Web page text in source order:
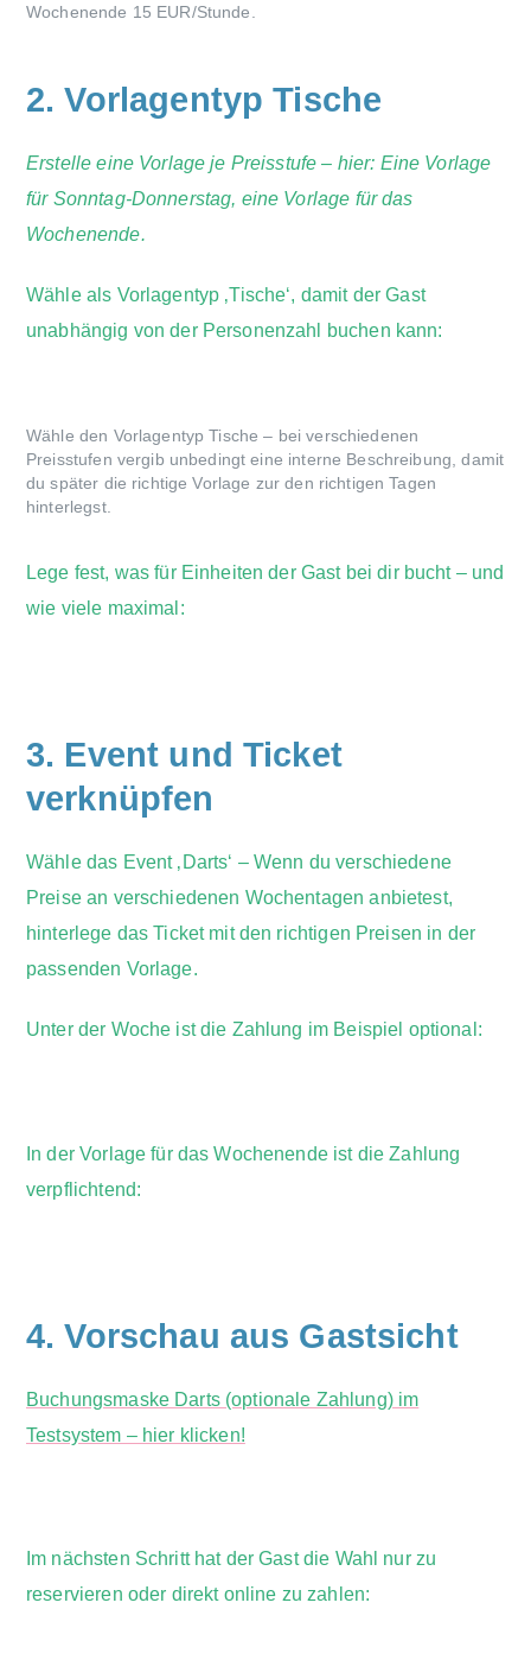
Wochenende 15 EUR/Stunde.
2. Vorlagentyp Tische
Erstelle eine Vorlage je Preisstufe – hier: Eine Vorlage
für Sonntag-Donnerstag, eine Vorlage für das
Wochenende.
Wähle als Vorlagentyp ‚Tische‘, damit der Gast
unabhängig von der Personenzahl buchen kann:
Wähle den Vorlagentyp Tische – bei verschiedenen
Preisstufen vergib unbedingt eine interne Beschreibung, damit
du später die richtige Vorlage zur den richtigen Tagen
hinterlegst.
Lege fest, was für Einheiten der Gast bei dir bucht – und
wie viele maximal:
3. Event und Ticket
verknüpfen
Wähle das Event ‚Darts‘ – Wenn du verschiedene
Preise an verschiedenen Wochentagen anbietest,
hinterlege das Ticket mit den richtigen Preisen in der
passenden Vorlage.
Unter der Woche ist die Zahlung im Beispiel optional:
In der Vorlage für das Wochenende ist die Zahlung
verpflichtend:
4. Vorschau aus Gastsicht
Buchungsmaske Darts (optionale Zahlung) im
Testsystem – hier klicken!
Im nächsten Schritt hat der Gast die Wahl nur zu
reservieren oder direkt online zu zahlen: